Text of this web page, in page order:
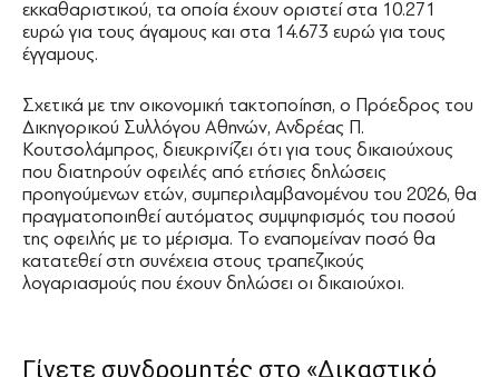
εκκαθαριστικού, τα οποία έχουν οριστεί στα 10.271
ευρώ για τους άγαμους και στα 14.673 ευρώ για τους
έγγαμους.
Σχετικά με την οικονομική τακτοποίηση, ο Πρόεδρος του
Δικηγορικού Συλλόγου Αθηνών, Ανδρέας Π.
Κουτσολάμπρος, διευκρινίζει ότι για τους δικαιούχους
που διατηρούν οφειλές από ετήσιες δηλώσεις
προηγούμενων ετών, συμπεριλαμβανομένου του 2026, θα
πραγματοποιηθεί αυτόματος συμψηφισμός του ποσού
της οφειλής με το μέρισμα. Το εναπομείναν ποσό θα
κατατεθεί στη συνέχεια στους τραπεζικούς
λογαριασμούς που έχουν δηλώσει οι δικαιούχοι.
Γίνετε συνδρομητές στο «Δικαστικό